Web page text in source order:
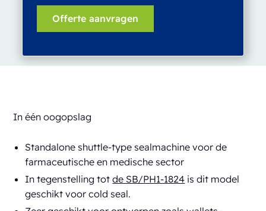
In één oogopslag
Standalone shuttle-type sealmachine voor de
farmaceutische en medische sector
In tegenstelling totde SB/PH1-1824 is dit model
geschikt voor cold seal.